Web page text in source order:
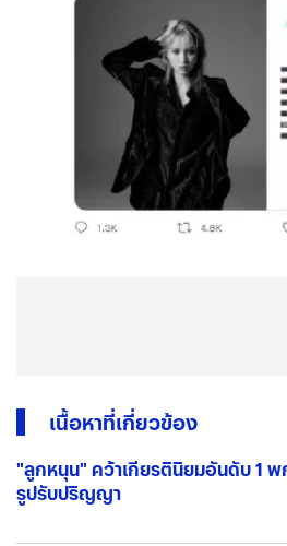
เนื้อหาที่เกี่ยวข้อง
"ลูกหนุน" คว้าเกียรตินิยมอันดับ 1
รูปรับปริญญา